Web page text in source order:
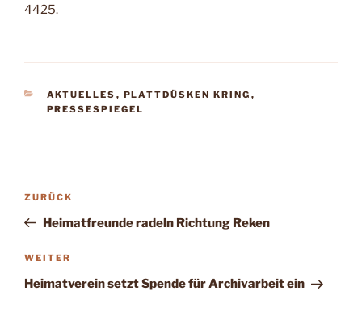
4425.
KATEGORIEN
AKTUELLES , PLATTDÜSKEN KRING ,
PRESSESPIEGEL
Beitragsnavigation
Vorheriger
Beitrag
ZURÜCK
Heimatfreunde radeln Richtung Reken
Nächster
Beitrag
WEITER
Heimatverein setzt Spende für Archivarbeit ein